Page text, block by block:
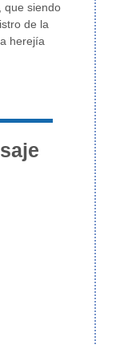
que siendo
de la
herejía